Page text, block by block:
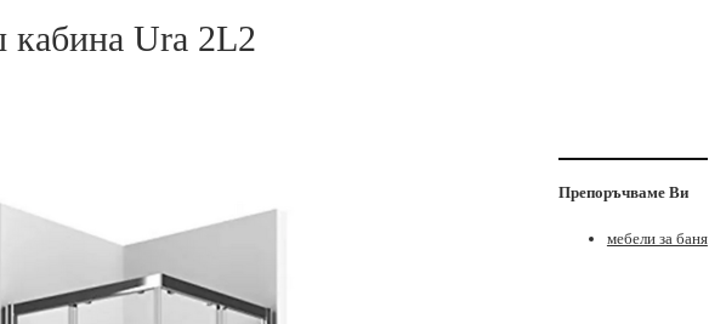
Ura 2L2
Препоръчваме Ви
мебели за баня